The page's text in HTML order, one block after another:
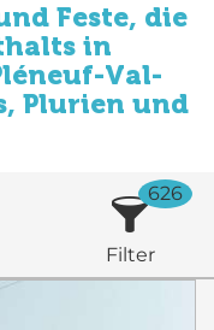
Feste, die
in
Val-
Plurien und
Filter
626